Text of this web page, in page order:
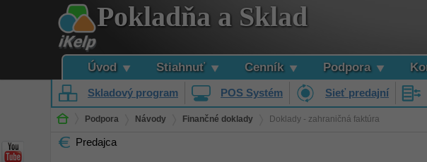
Pokladňa a Sklad
Úvod Stiahnuť Cenník Podpora
Skladový program POS Systém Sieť predajní
Podpora Návody Finančné doklady Doklady - zahraničná faktúra
Predajca